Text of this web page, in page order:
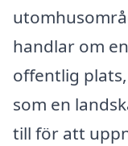
handlar om
offentlig
som en
till för att